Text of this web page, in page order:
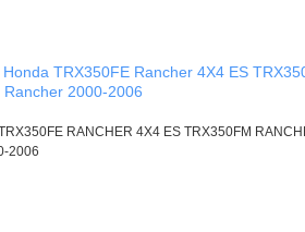
TRX350FE Rancher 4X4 ES
2000-2006
RANCHER 4X4 ES TRX350FM
2006